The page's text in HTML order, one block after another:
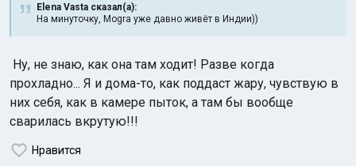
Elena Vasta сказал(а):
На минуточку, Mogra уже давно живёт в Индии))
Ну, не знаю, как она там ходит! Разве когда
прохладно... Я и дома-то, как поддаст жару, чувствую в
них себя, как в камере пыток, а там бы вообще
сварилась вкрутую!!!
Нравится